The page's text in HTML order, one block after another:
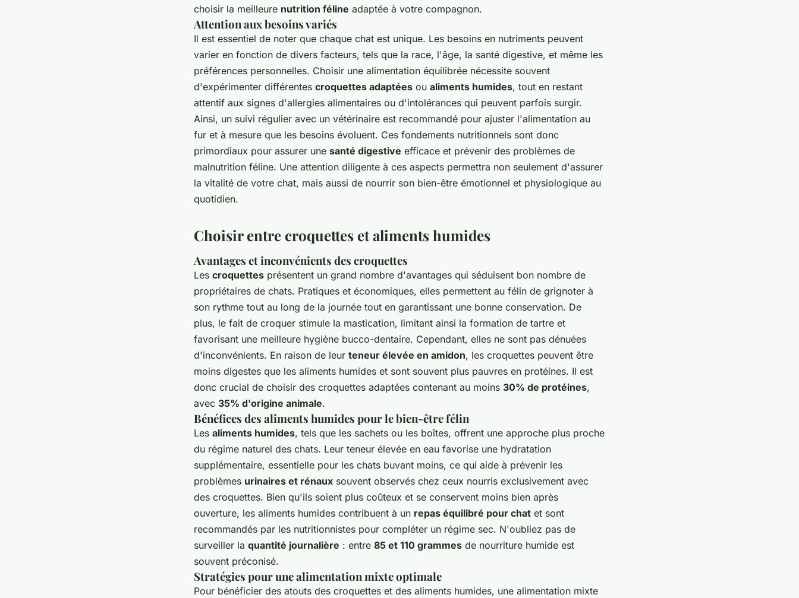
choisir la meilleure nutrition féline adaptée à votre compagnon.
Attention aux besoins variés
Il est essentiel de noter que chaque chat est unique. Les besoins en nutriments peuvent
varier en fonction de divers facteurs, tels que la race, l'âge, la santé digestive, et même les
préférences personnelles. Choisir une alimentation équilibrée nécessite souvent
d'expérimenter différentes croquettes adaptées ou aliments humides, tout en restant
attentif aux signes d'allergies alimentaires ou d'intolérances qui peuvent parfois surgir.
Ainsi, un suivi régulier avec un vétérinaire est recommandé pour ajuster l'alimentation au
fur et à mesure que les besoins évoluent. Ces fondements nutritionnels sont donc
primordiaux pour assurer une santé digestive efficace et prévenir des problèmes de
malnutrition féline. Une attention diligente à ces aspects permettra non seulement d'assurer
la vitalité de votre chat, mais aussi de nourrir son bien-être émotionnel et physiologique au
quotidien.
Choisir entre croquettes et aliments humides
Avantages et inconvénients des croquettes
Les croquettes présentent un grand nombre d'avantages qui séduisent bon nombre de
propriétaires de chats. Pratiques et économiques, elles permettent au félin de grignoter à
son rythme tout au long de la journée tout en garantissant une bonne conservation. De
plus, le fait de croquer stimule la mastication, limitant ainsi la formation de tartre et
favorisant une meilleure hygiène bucco-dentaire. Cependant, elles ne sont pas dénuées
d'inconvénients. En raison de leur teneur élevée en amidon, les croquettes peuvent être
moins digestes que les aliments humides et sont souvent plus pauvres en protéines. Il est
donc crucial de choisir des croquettes adaptées contenant au moins 30% de protéines,
avec 35% d'origine animale.
Bénéfices des aliments humides pour le bien-être félin
Les aliments humides, tels que les sachets ou les boîtes, offrent une approche plus proche
du régime naturel des chats. Leur teneur élevée en eau favorise une hydratation
supplémentaire, essentielle pour les chats buvant moins, ce qui aide à prévenir les
problèmes urinaires et rénaux souvent observés chez ceux nourris exclusivement avec
des croquettes. Bien qu'ils soient plus coûteux et se conservent moins bien après
ouverture, les aliments humides contribuent à un repas équilibré pour chat et sont
recommandés par les nutritionnistes pour compléter un régime sec. N'oubliez pas de
surveiller la quantité journalière : entre 85 et 110 grammes de nourriture humide est
souvent préconisé.
Stratégies pour une alimentation mixte optimale
Pour bénéficier des atouts des croquettes et des aliments humides, une alimentation mixte